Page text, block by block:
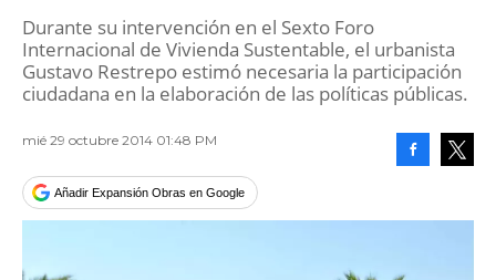
Durante su intervención en el Sexto Foro
Internacional de Vivienda Sustentable, el urbanista
Gustavo Restrepo estimó necesaria la participación
ciudadana en la elaboración de las políticas públicas.
mié 29 octubre 2014 01:48 PM
Añadir Expansión Obras en Google